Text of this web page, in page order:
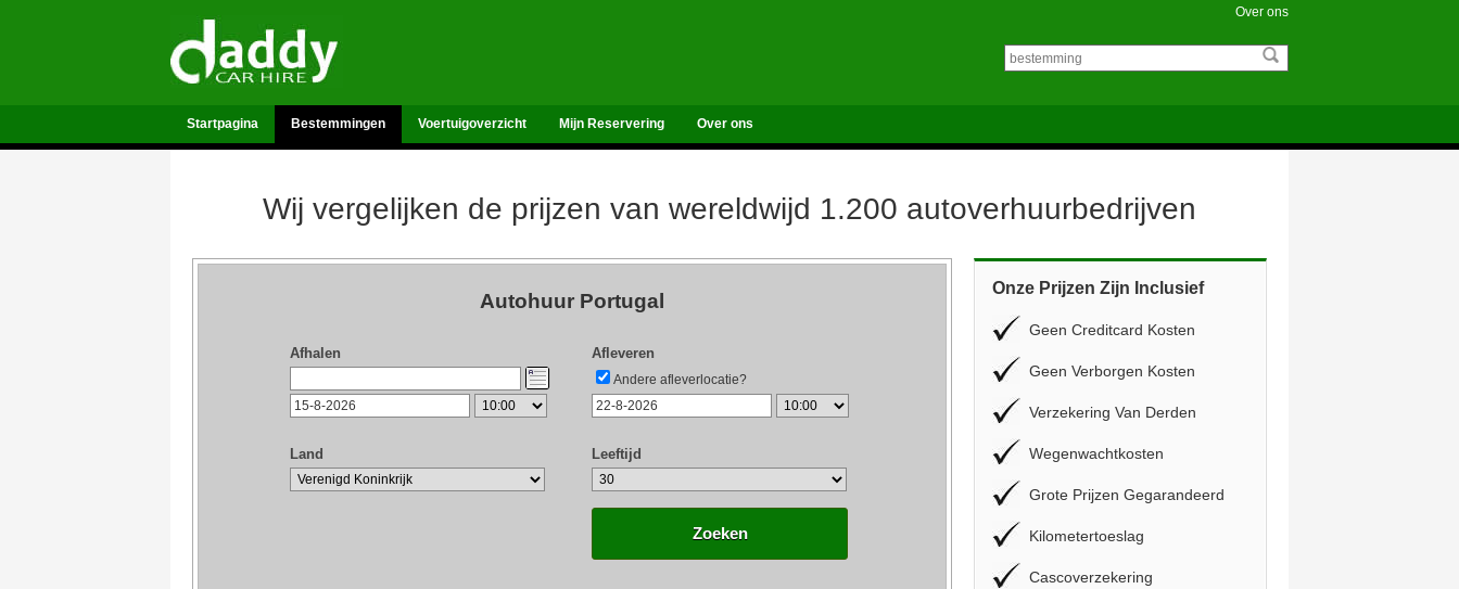
Over ons
Startpagina Bestemmingen Voertuigoverzicht Mijn Reservering Over ons
Wij vergelijken de prijzen van wereldwijd 1.200 autoverhuurbedrijven
Autohuur Portugal
Afhalen Afleveren
Andere afleverlocatie?
Land Leeftijd
Zoeken
Onze Prijzen Zijn Inclusief
Geen Creditcard Kosten
Geen Verborgen Kosten
Verzekering Van Derden
Wegenwachtkosten
Grote Prijzen Gegarandeerd
Kilometertoeslag
Cascoverzekering